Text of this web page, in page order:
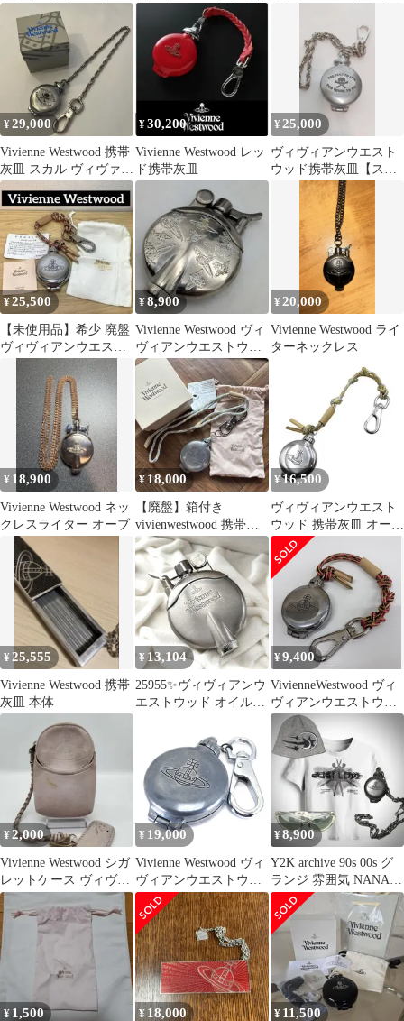
ORB✴︎シガレットケー
ス✴︎iQOS✴︎ポーチ
¥29,000
Vivienne Westwood 携帯
灰皿 スカル ヴィヴァン
ウエストウッド
¥30,200
Vivienne Westwood レッ
ド携帯灰皿
¥ 25,000
ヴィヴィアンウエスト
ウッド携帯灰皿【スカ
ル&クロスボーン】
¥25,500
【未使用品】希少 廃盤
ヴィヴィアンウエスト
ウッド 携帯 灰皿 オー
ブ 正規品
¥8,900
Vivienne Westwood ヴィ
ヴィアンウエストウッ
ド オイルライター
¥ 20,000
Vivienne Westwood ライ
ターネックレス
¥ 18,900
Vivienne Westwood ネッ
クレスライター オーブ
¥ 18,000
【廃盤】箱付き
vivienwestwood 携帯灰
皿 ヴィヴィアン
¥16,500
ヴィヴィアンウエスト
ウッド 携帯灰皿 オーブ
喫煙具 11-26072407
¥25,555
Vivienne Westwood 携帯
灰皿 本体
¥13,104
25955✨ヴィヴィアンウ
エストウッド オイルラ
¥9,400
VivienneWestwood ヴィ
ヴィアンウエストウッ
ド 携帯灰皿
¥2,000
Vivienne Westwood シガ
レットケース ヴィヴィ
アンウエストウッド
¥ 19,000
Vivienne Westwood ヴィ
ヴィアンウエストウッ
ド／アクセサリー アッ
シュトレイ 灰皿／ステ
ンレス／シルバー
¥8,900
Y2K archive 90s 00s グ
ランジ 雰囲気 NANA T
シャツ
¥ 1,500 ¥ 18,000 ¥ 11,500